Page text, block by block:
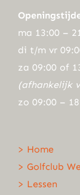
ma 13:00 –
di t/m vr
za 09:00 of
(afhankelijk
zo 09:00 –
> Home
> Golfclub
> Lessen